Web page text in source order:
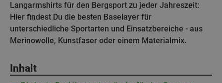
Langarmshirts für den Bergsport zu jeder Jahreszeit:
Hier findest Du die besten Baselayer für
unterschiedliche Sportarten und Einsatzbereiche - aus
Merinowolle, Kunstfaser oder einem Materialmix.
Inhalt